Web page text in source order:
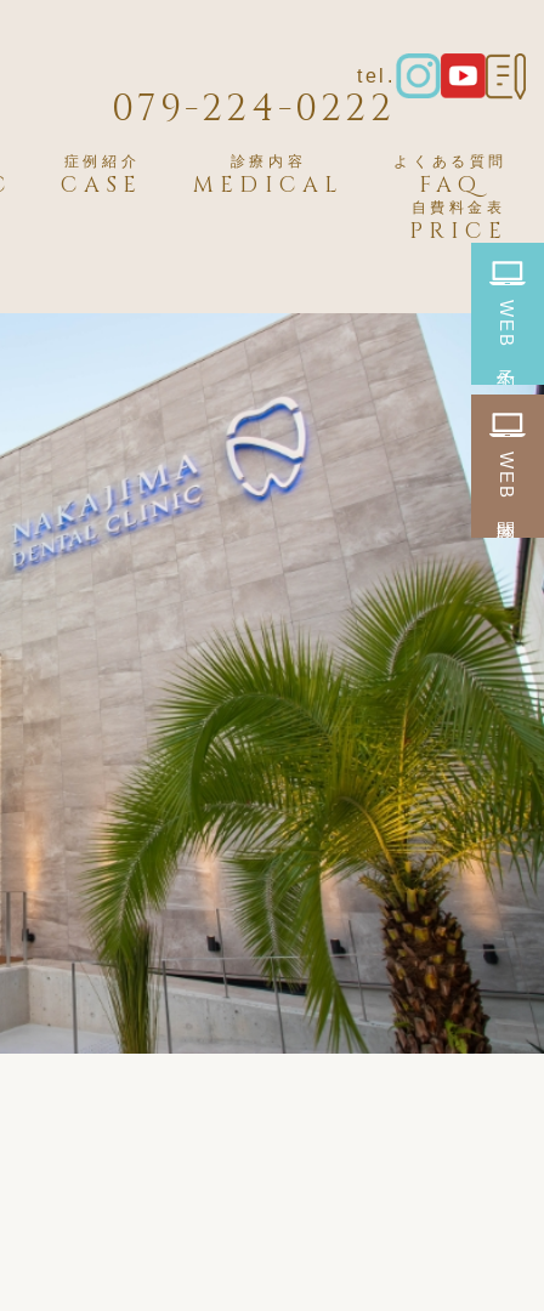
tel.
079-224-0222
症例紹介
CASE
診療内容
MEDICAL
よくある質問
FAQ
自費料金表
PRICE
WEB
WEB